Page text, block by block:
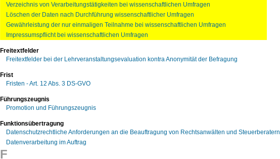
Verzeichnis von Verarbeitungstätigkeiten bei wissenschaftlichen Umfragen
Löschen der Daten nach Durchführung wissenschaftlicher Umfragen
Gewährleistung der nur einmaligen Teilnahme bei wissenschaftlichen Umfragen
Impressumspflicht bei wissenschaftlichen Umfragen
Freitextfelder
Freitextfelder bei der Lehrveranstaltungsevaluation kontra Anonymität der Befragung
Frist
Fristen - Art. 12 Abs. 3 DS-GVO
Führungszeugnis
Promotion und Führungszeugnis
Funktionsübertragung
Datenschutzrechtliche Anforderungen an die Beauftragung von Rechtsanwälten und Steuerberatern
Datenverarbeitung im Auftrag
F